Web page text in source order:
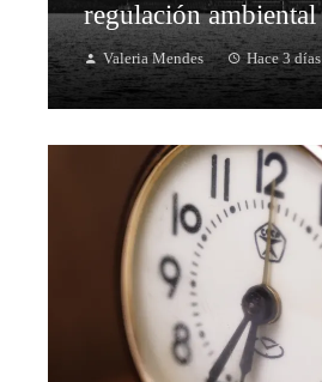
regulación ambiental
Valeria Mendes Hace 3 días